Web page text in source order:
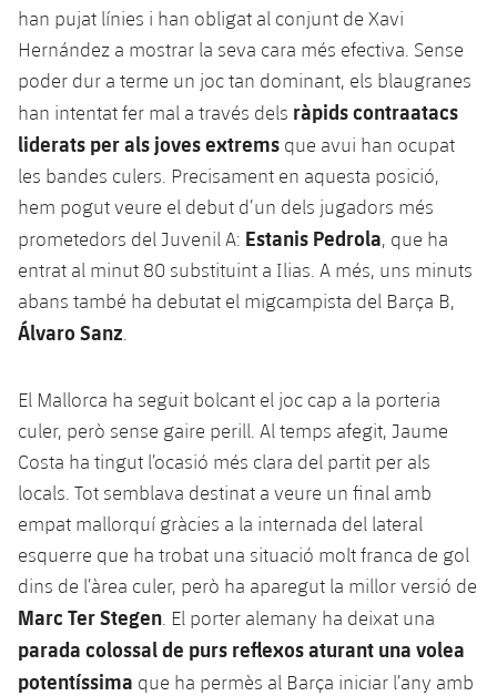
eFootball
han pujat línies i han obligat al conjunt de Xavi
Hernández a mostrar la seva cara més efectiva. Sense
poder dur a terme un joc tan dominant, els blaugranes
han intentat fer mal a través dels ràpids contraatacs
liderats per als joves extrems que avui han ocupat
les bandes culers. Precisament en aquesta posició,
hem pogut veure el debut d’un dels jugadors més
prometedors del Juvenil A: Estanis Pedrola, que ha
entrat al minut 80 substituint a Ilias. A més, uns minuts
abans també ha debutat el migcampista del Barça B,
Álvaro Sanz
El Mallorca ha seguit bolcant el joc cap a la porteria
culer, però sense gaire perill. Al temps afegit, Jaume
Costa ha tingut l’ocasió més clara del partit per als
locals. Tot semblava destinat a veure un final amb
empat mallorquí gràcies a la internada del lateral
esquerre que ha trobat una situació molt franca de gol
dins de l’àrea culer, però ha aparegut la millor versió de
Marc Ter Stegen . El porter alemany ha deixat una
parada colossal de purs reflexos aturant una volea
potentíssima que ha permès al Barça iniciar l’any amb